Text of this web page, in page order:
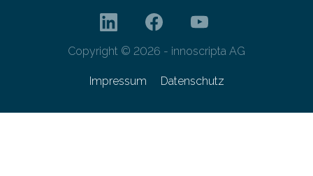
Copyright © 2026 - innoscripta AG
Impressum Datenschutz